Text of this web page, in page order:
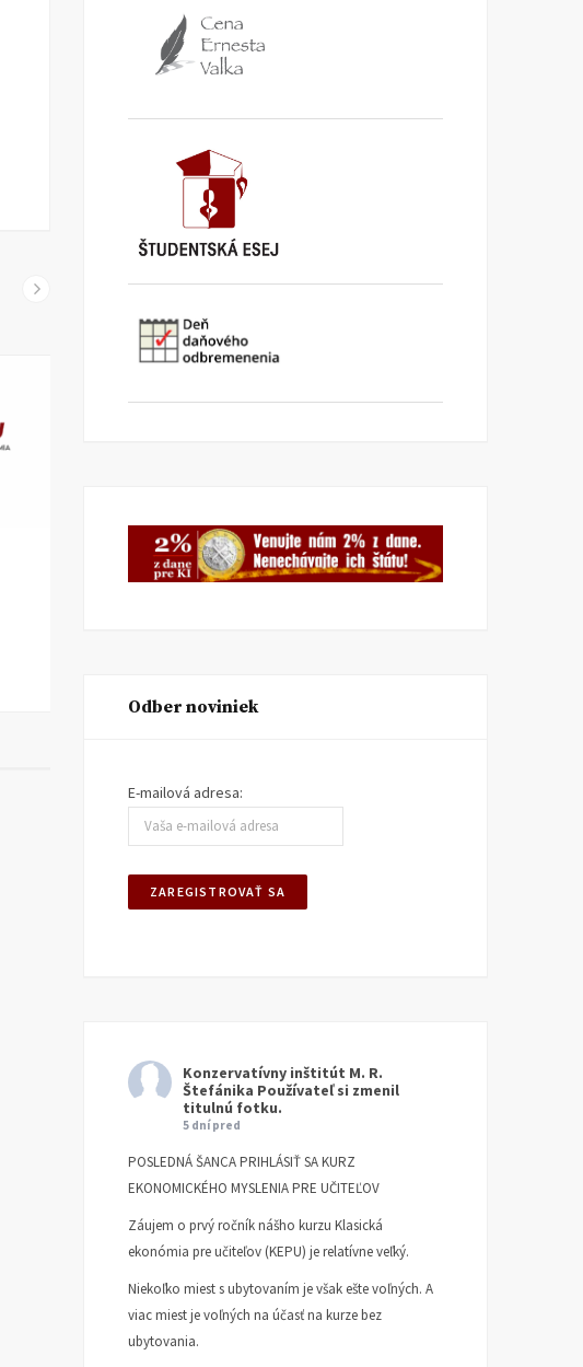
Mlieko & Med Peter Zajac 80
Odber noviniek
E-mailová adresa:
Konzervatívny inštitút M. R.
Štefánika Používateľ si zmenil
titulnú fotku.
5 dní pred
POSLEDNÁ ŠANCA PRIHLÁSIŤ SA KURZ
EKONOMICKÉHO MYSLENIA PRE UČITEĽOV
Záujem o prvý ročník nášho kurzu Klasická
ekonómia pre učiteľov (KEPU) je relatívne veľký.
Niekoľko miest s ubytovaním je však ešte voľných. A
viac miest je voľných na účasť na kurze bez
ubytovania.